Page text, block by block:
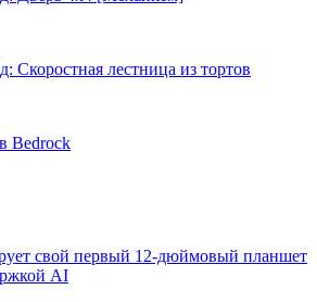
Скоростная лестница из тортов
Bedrock
свой первый 12-дюймовый планшет
AI